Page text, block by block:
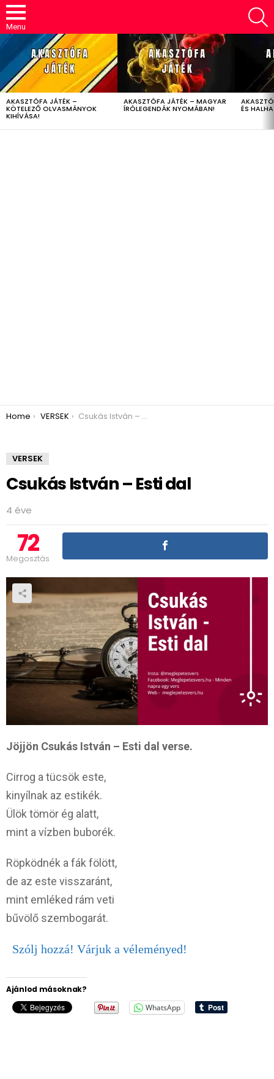
Menu
LATEST
STORIES
AKASZTÓFA JÁTÉK –
KÖTELEZŐ OLVASMÁNYOK
KIHÍVÁSA!
AKASZTÓFA JÁTÉK – MAGYAR
ÍRÓLEGENDÁK NYOMÁBAN! ÉS
You are here:
Home VERSEK Csukás István – Esti dal
VERSEK
Csukás István – Esti dal
4 éve
72
Megosztás
Jöjjön Csukás István – Esti dal verse.
Cirrog a tücsök este,
kinyílnak az estikék.
Ülök tömör ég alatt,
mint a vízben buborék.
Röpködnék a fák fölött,
de az este visszaránt,
mint emléked rám veti
bűvölő szembogarát.
Szólj hozzá! Várjuk a véleményed!
Ajánlod másoknak?
WhatsApp